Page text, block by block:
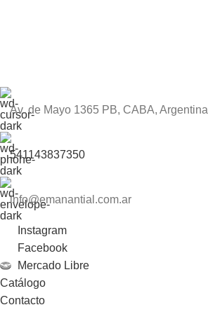
Av. de Mayo 1365 PB, CABA, Argentina
541143837350
info@emanantial.com.ar
Instagram
Facebook
Mercado Libre
Catálogo
Contacto